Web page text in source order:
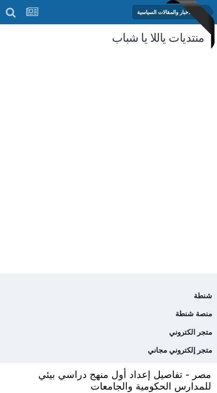
منتدى الأخبار والمقالات السياسية
منتديات ياللا يا شباب
شنطة
منصة شنطة
متجر الكتروني
متجر إلكتروني مجاني
مصر - تفاصيل إعداد أول منهج دراسي بيئي
للمدارس الحكومية والجامعات